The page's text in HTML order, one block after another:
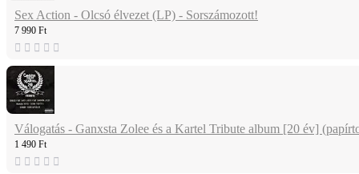
Sex Action - Olcsó élvezet (LP) - Sorszámozott!
7 990 Ft
Válogatás - Ganxsta Zolee és a Kartel Tribute album [20 év]
1 490 Ft